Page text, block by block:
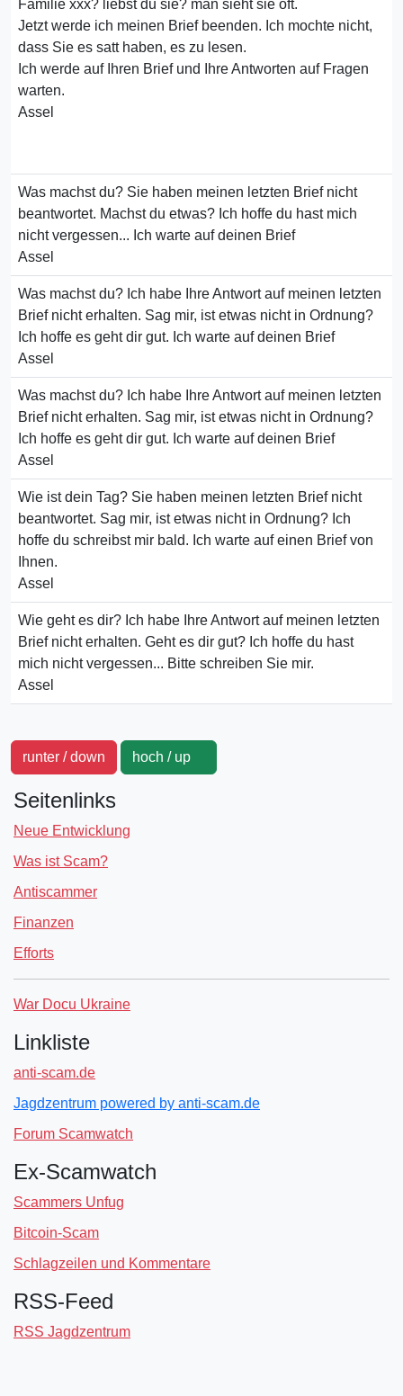
Familie xxx? liebst du sie? man sieht sie oft.
Jetzt werde ich meinen Brief beenden. Ich mochte nicht,
dass Sie es satt haben, es zu lesen.
Ich werde auf Ihren Brief und Ihre Antworten auf Fragen
warten.
Assel
Was machst du? Sie haben meinen letzten Brief nicht
beantwortet. Machst du etwas? Ich hoffe du hast mich
nicht vergessen... Ich warte auf deinen Brief
Assel
Was machst du? Ich habe Ihre Antwort auf meinen letzten
Brief nicht erhalten. Sag mir, ist etwas nicht in Ordnung?
Ich hoffe es geht dir gut. Ich warte auf deinen Brief
Assel
Was machst du? Ich habe Ihre Antwort auf meinen letzten
Brief nicht erhalten. Sag mir, ist etwas nicht in Ordnung?
Ich hoffe es geht dir gut. Ich warte auf deinen Brief
Assel
Wie ist dein Tag? Sie haben meinen letzten Brief nicht
beantwortet. Sag mir, ist etwas nicht in Ordnung? Ich
hoffe du schreibst mir bald. Ich warte auf einen Brief von
Ihnen.
Assel
Wie geht es dir? Ich habe Ihre Antwort auf meinen letzten
Brief nicht erhalten. Geht es dir gut? Ich hoffe du hast
mich nicht vergessen... Bitte schreiben Sie mir.
Assel
runter / down hoch / up
Seitenlinks
Neue Entwicklung
Was ist Scam?
Antiscammer
Finanzen
Efforts
War Docu Ukraine
Linkliste
anti-scam.de
Jagdzentrum powered by anti-scam.de
Forum Scamwatch
Ex-Scamwatch
Scammers Unfug
Bitcoin-Scam
Schlagzeilen und Kommentare
RSS-Feed
RSS Jagdzentrum